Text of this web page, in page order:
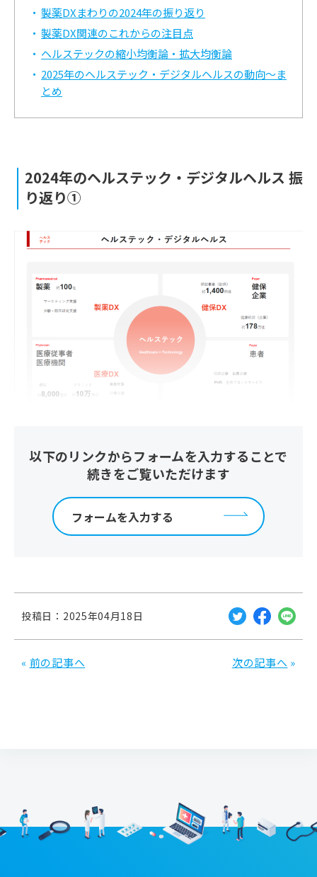
製薬DXまわりの2024年の振り返り
製薬DX関連のこれからの注目点
ヘルステックの縮小均衡論・拡大均衡論
2025年のヘルステック・デジタルヘルスの動向～ま
とめ
2024年のヘルステック・デジタルヘルス 振
り返り①
上図はヘルステック・デジタルヘルスの大きな見取り図
です。マーケットを4つのPで分けており、左上がファー
マ（Pharmaceutical、製薬）、左下がフィジシャン
（Physician、医療従事者・医療機関）、右上がぺイヤ
ー（Payer、健康保険組合・企業）、右下がペイシェン
を医療DX、ぺイヤーを健保DXと整理しています。
以下のリンクからフォームを入力することで
続きをご覧いただけます
フォームを入力する
投稿日：2025年04月18日
« 前の記事へ 次の記事へ »